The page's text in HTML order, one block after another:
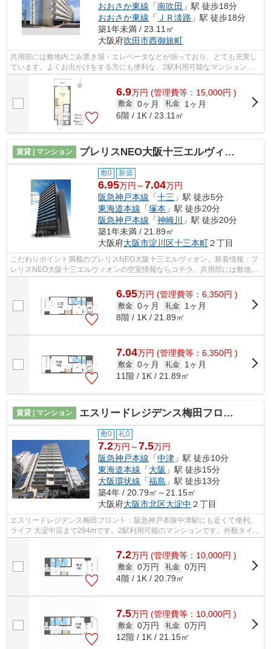
おおさか東線 「南吹田 」駅 徒歩18分
おおさか東線 「 ＪＲ淡路 」駅 徒歩18分
築1年未満 / 23.11㎡
大阪府吹田市西御旅町
共用部には敷地内ごみ置き場・エレベータなどが揃っており、とても充実し
ています。よくお出かけをする方にも便利な、2駅利用可能なマンションで
す。外観タイル張りなので、年月ととも...
6.9万円 (管理費等：15,000円 )
敷金 0ヶ月 礼金
1ヶ月
6階 / 1K / 23.11㎡
賃貸 | マンション プレリスNEO大阪十三エルヴィオン
敷0 新築
6.95万円～7.04万円
阪急神戸本線 「十三 」駅 徒歩5分
東海道本線 「塚本 」駅 徒歩20分
阪急神戸本線 「神崎川
」駅 徒歩20分
築1年未満 / 21.89㎡
大阪府大阪市淀川区十三本町２丁目
こだわりポイント満載のプレリスNEO大阪十三エルヴィオン。新着情報：プ
レリスNEO大阪十三エルヴィオンの空室情報ならコチラ。共用部には敷地内
ごみ置き場・エレベータなどが揃ってお...
6.95万円 (管理費等：6,350円 )
敷金 0ヶ月 礼金
1ヶ月
8階 / 1K / 21.89㎡
7.04万円 (管理費等：6,350円 )
敷金 0ヶ月 礼金
1ヶ月
11階 / 1K / 21.89㎡
賃貸 | マンション エスリードレジデンス梅田フロント
敷0 礼0
7.2万円～7.5万円
阪急神戸本線 「中津 」駅 徒歩10分
東海道本線 「大阪 」駅 徒歩15分
大阪環状線 「福島 」駅 徒歩13分
築4年 / 20.79㎡～21.15㎡
大阪府大阪市北区大淀中 ２丁目
エスリードレジデンス梅田フロント：阪急神戸本線中津駅にも近くて便利。
ライフ 大淀中店まで294mです。2駅利用可能のマンションです。外観タイル
張りは、雨風の侵入を防ぎ骨組みを守...
7.2万円 (管理費等：10,000円 )
敷金 0万円 礼金 0万円
4階 / 1K / 20.79㎡
7.5万円 (管理費等：10,000円 )
敷金 0万円 礼金 0万円
12階 / 1K / 21.15㎡